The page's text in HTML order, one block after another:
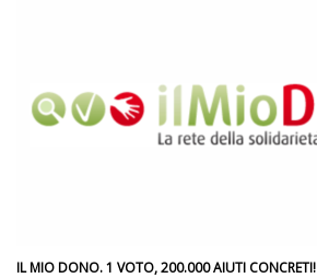
IL MIO DONO. 1 VOTO, 200.000 AIUTI CONCRETI!